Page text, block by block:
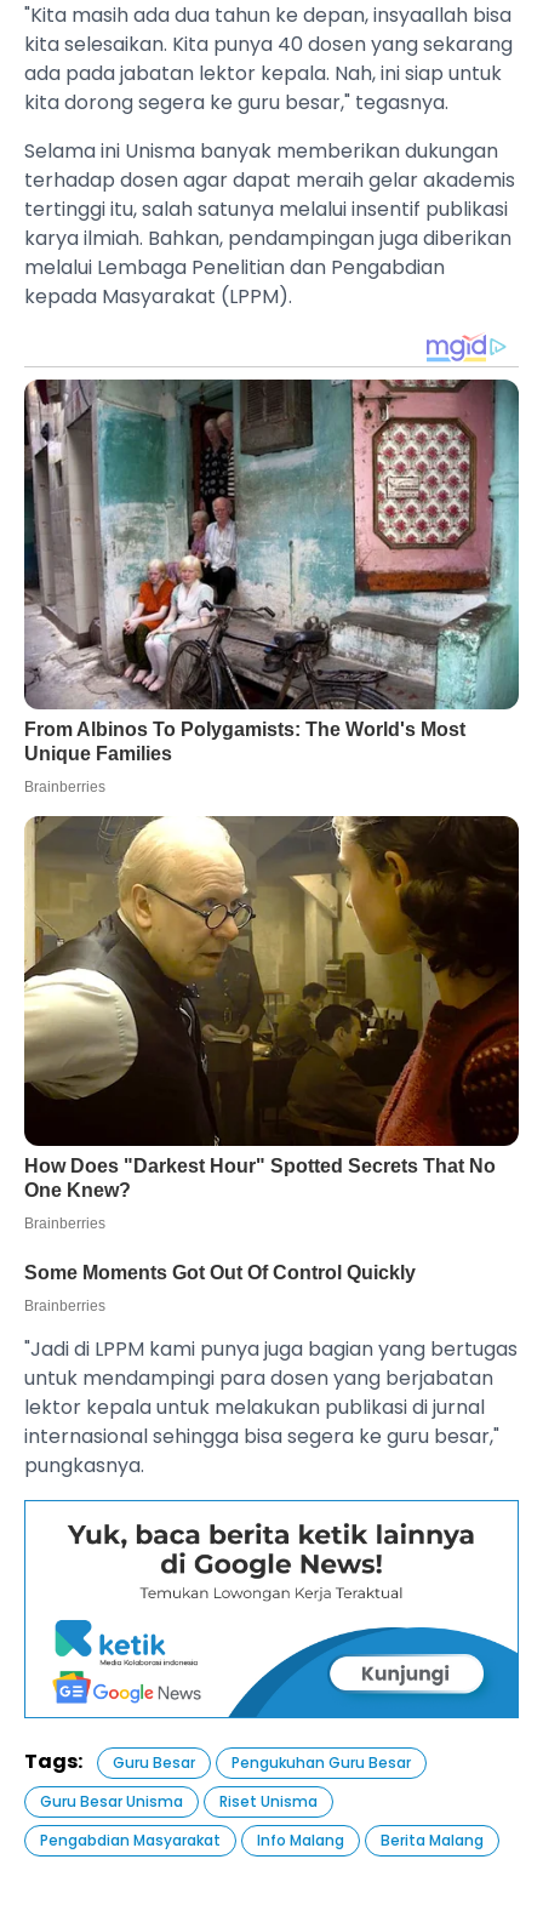
"Kita masih ada dua tahun ke depan, insyaallah bisa
kita selesaikan. Kita punya 40 dosen yang sekarang
ada pada jabatan lektor kepala. Nah, ini siap untuk
kita dorong segera ke guru besar," tegasnya.
Selama ini Unisma banyak memberikan dukungan
terhadap dosen agar dapat meraih gelar akademis
tertinggi itu, salah satunya melalui insentif publikasi
karya ilmiah. Bahkan, pendampingan juga diberikan
melalui Lembaga Penelitian dan Pengabdian
kepada Masyarakat (LPPM).
"Jadi di LPPM kami punya juga bagian yang bertugas
untuk mendampingi para dosen yang berjabatan
lektor kepala untuk melakukan publikasi di jurnal
internasional sehingga bisa segera ke guru besar,"
pungkasnya.
Tags: Guru Besar
Pengukuhan Guru Besar
Guru Besar Unisma
Riset Unisma
Pengabdian Masyarakat
Info Malang Berita Malang